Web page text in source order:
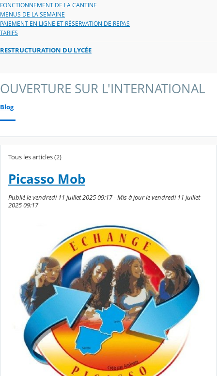
FONCTIONNEMENT DE LA CANTINE
MENUS DE LA SEMAINE
PAIEMENT EN LIGNE ET RÉSERVATION DE REPAS
TARIFS
RESTRUCTURATION DU LYCÉE
OUVERTURE SUR L'INTERNATIONAL
Blog
Tous les articles (2)
Picasso Mob
Publié le vendredi 11 juillet 2025 09:17 - Mis à jour le vendredi 11 juillet
2025 09:17